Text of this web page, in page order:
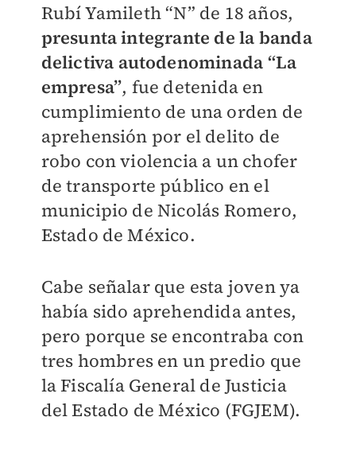
Rubí Yamileth “N” de 18 años,
presunta integrante de la banda
delictiva autodenominada “La
empresa”, fue detenida en
cumplimiento de una orden de
aprehensión por el delito de
robo con violencia a un chofer
de transporte público en el
municipio de Nicolás Romero,
Estado de México.
Cabe señalar que esta joven ya
había sido aprehendida antes,
pero porque se encontraba con
tres hombres en un predio que
la Fiscalía General de Justicia
del Estado de México (FGJEM).